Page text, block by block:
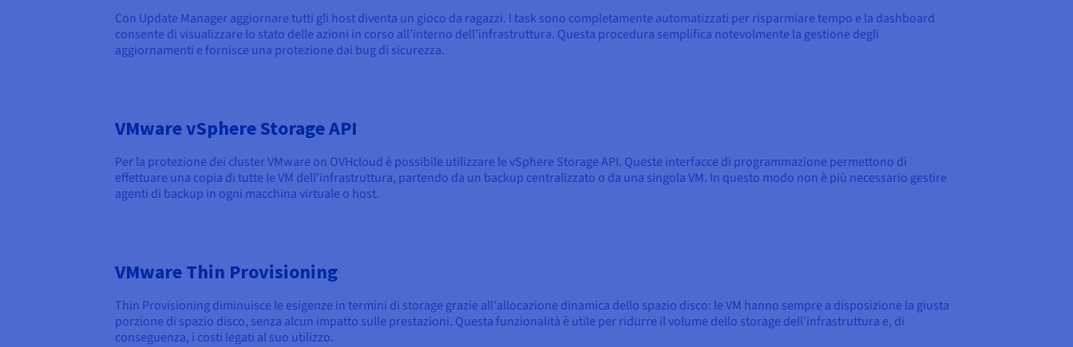
Con Update Manager aggiornare tutti gli host diventa un gioco da ragazzi. I task sono completamente automatizzati per risparmiare tempo e la dashboard
consente di visualizzare lo stato delle azioni in corso all’interno dell’infrastruttura. Questa procedura semplifica notevolmente la gestione degli
aggiornamenti e fornisce una protezione dai bug di sicurezza.
VMware vSphere Storage API
Per la protezione dei cluster VMware on OVHcloud è possibile utilizzare le vSphere Storage API. Queste interfacce di programmazione permettono di
effettuare una copia di tutte le VM dell’infrastruttura, partendo da un backup centralizzato o da una singola VM. In questo modo non è più necessario gestire
agenti di backup in ogni macchina virtuale o host.
VMware Thin Provisioning
Thin Provisioning diminuisce le esigenze in termini di storage grazie all'allocazione dinamica dello spazio disco: le VM hanno sempre a disposizione la giusta
porzione di spazio disco, senza alcun impatto sulle prestazioni. Questa funzionalità è utile per ridurre il volume dello storage dell’infrastruttura e, di
conseguenza, i costi legati al suo utilizzo.